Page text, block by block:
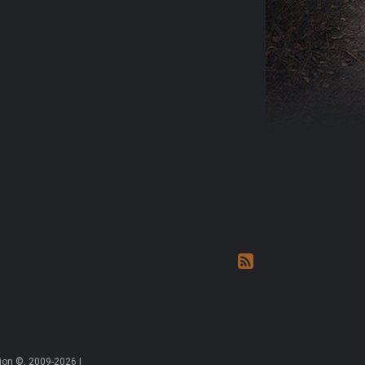
©, 2009-2026 |